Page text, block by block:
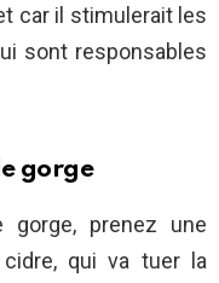
car il stimulerait les
sont responsables
gorge
gorge, prenez une
qui va tuer la